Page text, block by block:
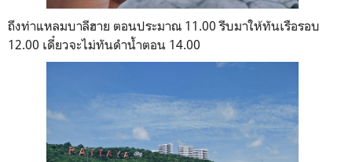
ถึงท่าแหลมบาลีฮาย ตอนประมาณ 11.00 รีบมาให้ทันเรือรอบ
12.00 เดี๋ยวจะไม่ทันดำน้ำตอน 14.00